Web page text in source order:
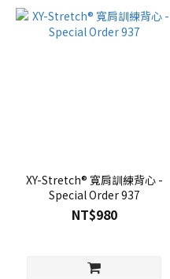
XY-Stretch® 寬肩訓練背心 -
Special Order 937
NT$980